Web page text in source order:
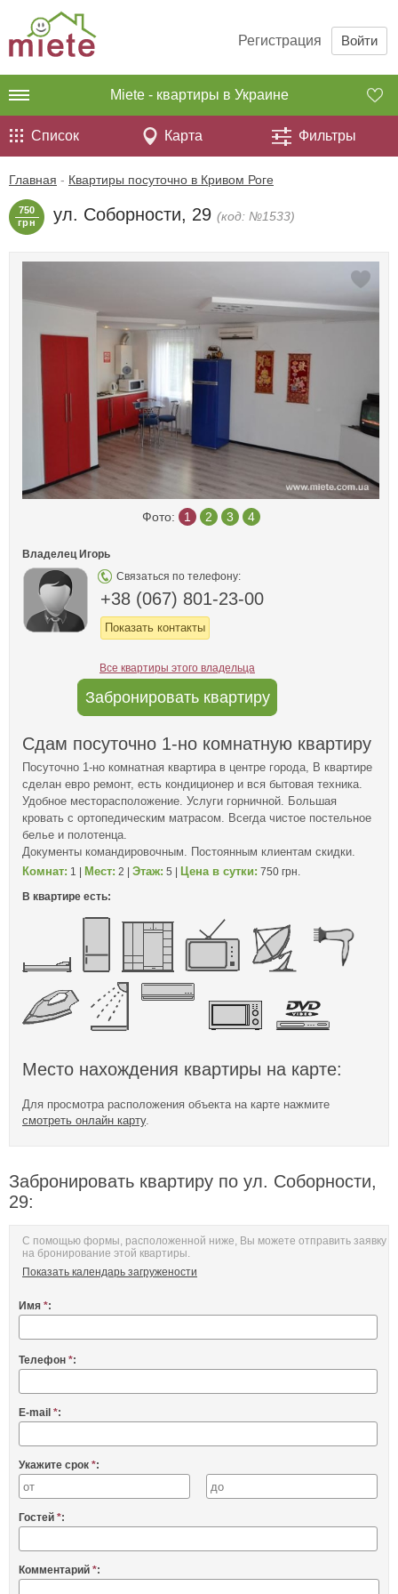
Регистрация Войти
Miete - квартиры в Украине
Список Карта Фильтры
Главная - Квартиры посуточно в Кривом Роге
750
грн
ул. Соборности, 29 (код: №1533)
Фото: 1 2 3 4
Владелец Игорь
Связаться по телефону:
+38 (067) 801-23-00
Показать контакты
Все квартиры этого владельца
Забронировать квартиру
Сдам посуточно 1-но комнатную квартиру
Посуточно 1-но комнатная квартира в центре города, В квартире
сделан евро ремонт, есть кондиционер и вся бытовая техника.
Удобное месторасположение. Услуги горничной. Большая
кровать с ортопедическим матрасом. Всегда чистое постельное
белье и полотенца.
Документы командировочным. Постоянным клиентам скидки.
Комнат: 1 | Мест: 2 | Этаж: 5 | Цена в сутки: 750 грн.
В квартире есть:
Место нахождения квартиры на карте:
Для просмотра расположения объекта на карте нажмите
смотреть онлайн карту.
Забронировать квартиру по ул. Соборности,
29:
С помощью формы, расположенной ниже, Вы можете отправить заявку
на бронирование этой квартиры.
Показать календарь загружености
Имя *:
Телефон *:
E-mail *:
Укажите срок *:
Гостей *:
Комментарий *: